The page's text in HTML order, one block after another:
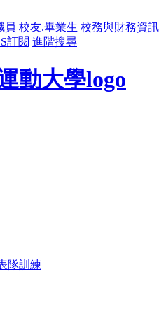
員 校友.畢業生 校務與財務資
訂閱 進階搜尋
隊訓練